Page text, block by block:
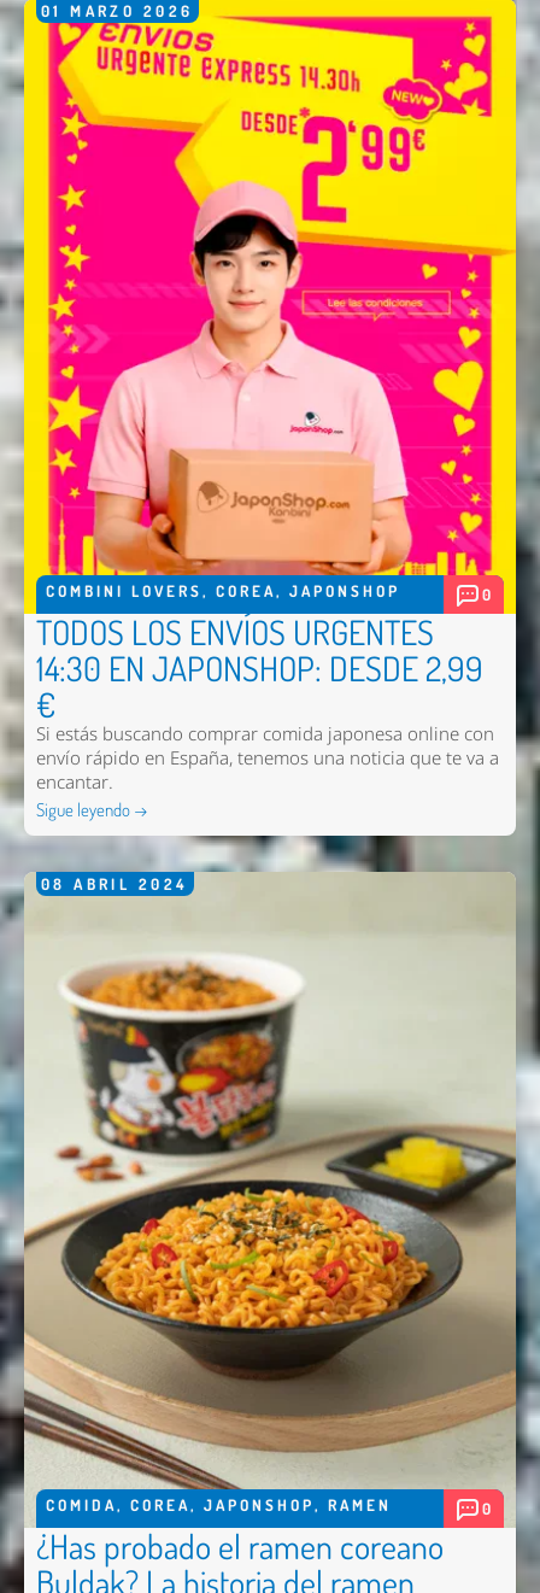
01 MARZO 2026
COMBINI LOVERS, COREA, JAPONSHOP 0
TODOS LOS ENVÍOS URGENTES
14:30 EN JAPONSHOP: DESDE 2,99
€
Si estás buscando comprar comida japonesa online con
envío rápido en España, tenemos una noticia que te va a
encantar.
Sigue leyendo →
08 ABRIL 2024
COMIDA, COREA, JAPONSHOP, RAMEN 0
¿Has probado el ramen coreano
Buldak? La historia del ramen